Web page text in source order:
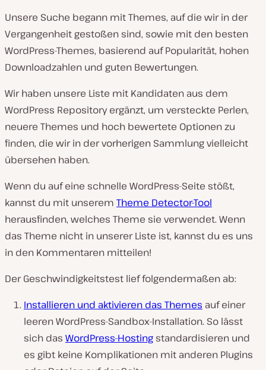
Unsere Suche begann mit Themes, auf die wir in der
Vergangenheit gestoßen sind, sowie mit den besten
WordPress-Themes, basierend auf Popularität, hohen
Downloadzahlen und guten Bewertungen.
Wir haben unsere Liste mit Kandidaten aus dem
WordPress Repository ergänzt, um versteckte Perlen,
neuere Themes und hoch bewertete Optionen zu
finden, die wir in der vorherigen Sammlung vielleicht
übersehen haben.
Wenn du auf eine schnelle WordPress-Seite stößt,
kannst du mit unserem Theme Detector-Tool
herausfinden, welches Theme sie verwendet. Wenn
das Theme nicht in unserer Liste ist, kannst du es uns
in den Kommentaren mitteilen!
Der Geschwindigkeitstest lief folgendermaßen ab:
Installieren und aktivieren das Themes auf einer
leeren WordPress-Sandbox-Installation. So lässt
sich das WordPress-Hosting standardisieren und
es gibt keine Komplikationen mit anderen Plugins